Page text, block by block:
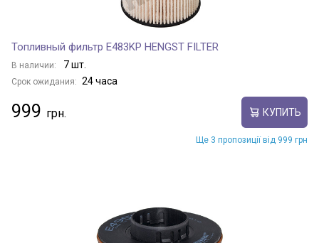
Топливный фильтр E483KP HENGST FILTER
В наличии: 7 шт.
Срок ожидания: 24 часа
999 КУПИТЬ
Ще 3 пропозиції від 999 грн